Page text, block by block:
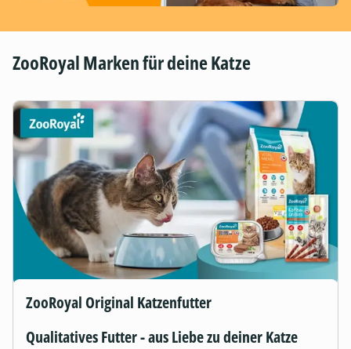
ZooRoyal Marken für deine Katze
ZooRoyal Original Katzenfutter
Qualitatives Futter - aus Liebe zu deiner Katze